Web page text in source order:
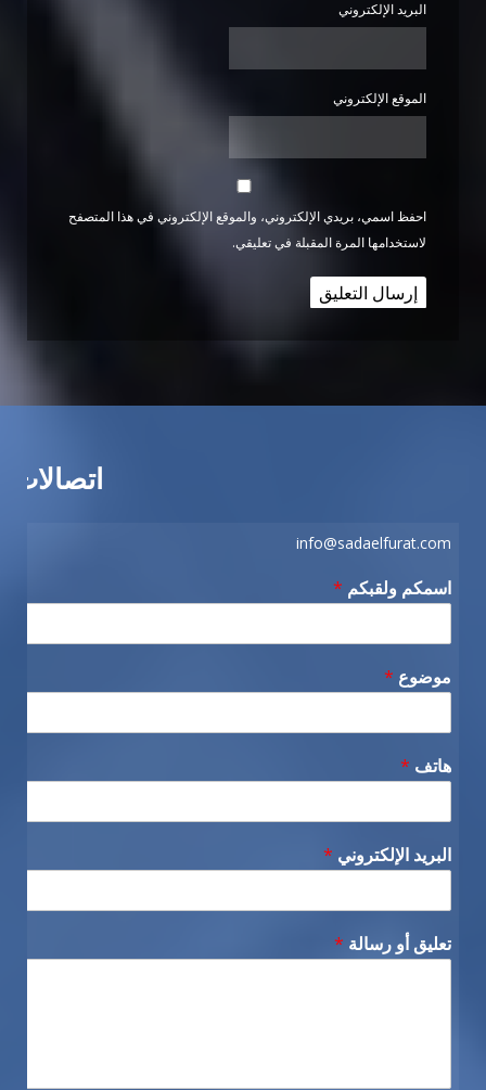
البريد الإلكتروني
الموقع الإلكتروني
احفظ اسمي، بريدي الإلكتروني، والموقع الإلكتروني في هذا المتصفح
لاستخدامها المرة المقبلة في تعليقي.
اتصالات
info@sadaelfurat.com
اسمكم ولقبكم *
موضوع *
هاتف *
البريد الإلكتروني *
تعليق أو رسالة *